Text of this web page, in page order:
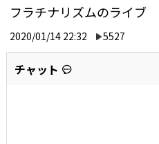
フラチナリズムのライブ
2020/01/14 22:32 5527
チャット